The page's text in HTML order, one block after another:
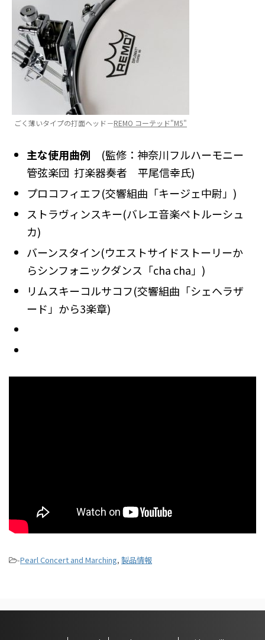
ごく薄いタイプの打面ヘッド－REMO コーテッド"M5"
主な使用曲例 (監修：神奈川フルハーモニー
管弦楽団 打楽器奏者 平尾信幸氏)
プロコフィエフ(交響組曲「キージェ中尉」)
ストラヴィンスキー(バレエ音楽ペトルーシュ
カ)
バーンスタイン(ウエストサイドストーリーか
らシンフォニックダンス「cha cha」)
リムスキーコルサコフ(交響組曲「シェヘラザ
ード」から3楽章)
-Pearl Concert and Marching, 製品情報